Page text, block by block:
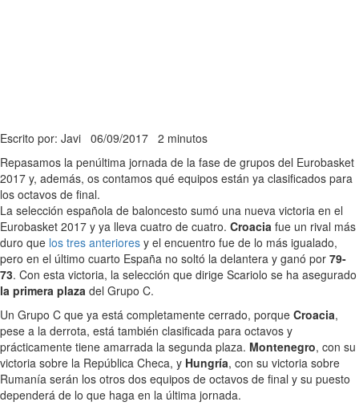
Escrito por: Javi 06/09/2017 2 minutos
Repasamos la penúltima jornada de la fase de grupos del Eurobasket
2017 y, además, os contamos qué equipos están ya clasificados para
los octavos de final.
La selección española de baloncesto sumó una nueva victoria en el
Eurobasket 2017 y ya lleva cuatro de cuatro. Croacia fue un rival más
duro que los tres anteriores y el encuentro fue de lo más igualado,
pero en el último cuarto España no soltó la delantera y ganó por 79-
73. Con esta victoria, la selección que dirige Scariolo se ha asegurado
la primera plaza del Grupo C.
Un Grupo C que ya está completamente cerrado, porque Croacia,
pese a la derrota, está también clasificada para octavos y
prácticamente tiene amarrada la segunda plaza. Montenegro, con su
victoria sobre la República Checa, y Hungría, con su victoria sobre
Rumanía serán los otros dos equipos de octavos de final y su puesto
dependerá de lo que haga en la última jornada.